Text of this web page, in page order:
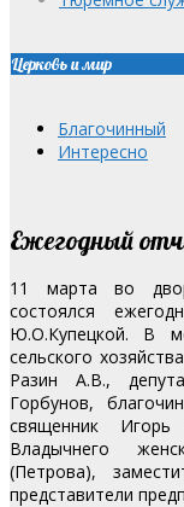
Церковь и мир
Благочинный
Интересно
Ежегодный
11 марта во
состоялся
Ю.О.Купецкой. В
сельского
Разин А.В.,
Горбунов,
священник Игорь
Владычнего
(Петрова),
представители